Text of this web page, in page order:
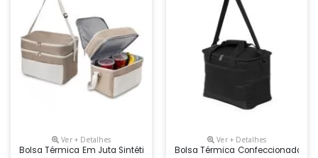
Ver + Detalhes
Bolsa Térmica Em Juta Sintética E Bolso Em Algodão. Interior
Ver + Detalhes
Bolsa Térmica Confeccionada